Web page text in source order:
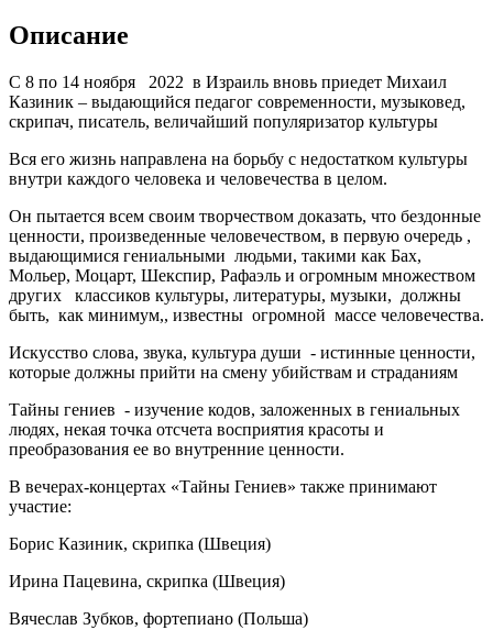
Описание
С 8 по 14 ноября 2022 в Израиль вновь приедет Михаил
Казиник – выдающийся педагог современности, музыковед,
скрипач, писатель, величайший популяризатор культуры
Вся его жизнь направлена на борьбу с недостатком культуры
внутри каждого человека и человечества в целом.
Он пытается всем своим творчеством доказать, что бездонные
ценности, произведенные человечеством, в первую очередь ,
выдающимися гениальными людьми, такими как Бах,
Мольер, Моцарт, Шекспир, Рафаэль и огромным множеством
других классиков культуры, литературы, музыки, должны
быть, как минимум,, известны огромной массе человечества.
Искусство слова, звука, культура души - истинные ценности,
которые должны прийти на смену убийствам и страданиям
Тайны гениев - изучение кодов, заложенных в гениальных
людях, некая точка отсчета восприятия красоты и
преобразования ее во внутренние ценности.
В вечерах-концертах «Тайны Гениев» также принимают
участие:
Борис Казиник, скрипка (Швеция)
Ирина Пацевина, скрипка (Швеция)
Вячеслав Зубков, фортепиано (Польша)